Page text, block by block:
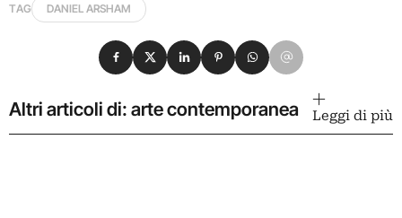
TAG DANIEL ARSHAM
Condividi su Facebook
Condividi su X
Condividi su LinkedIn
Condividi su Pinterest
Condividi su WhatsApp
Condividi su Email
Altri articoli di: arte contemporanea Leggi di più